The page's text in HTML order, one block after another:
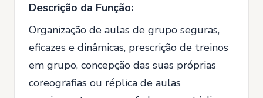
Descrição da Função:
Organização de aulas de grupo seguras,
eficazes e dinâmicas, prescrição de treinos
em grupo, concepção das suas próprias
coreografias ou réplica de aulas